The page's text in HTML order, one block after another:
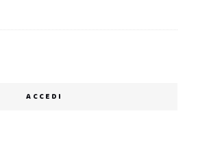
ACCEDI